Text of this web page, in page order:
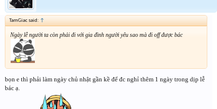
TamGiac said: ↑
Ngày lễ người ta còn phải đi với gia đình người yêu sao mà đi off được bác
bọn e thì phải làm ngày chủ nhật gần kề để đc nghỉ thêm 1 ngày trong dịp lễ
bác ạ.